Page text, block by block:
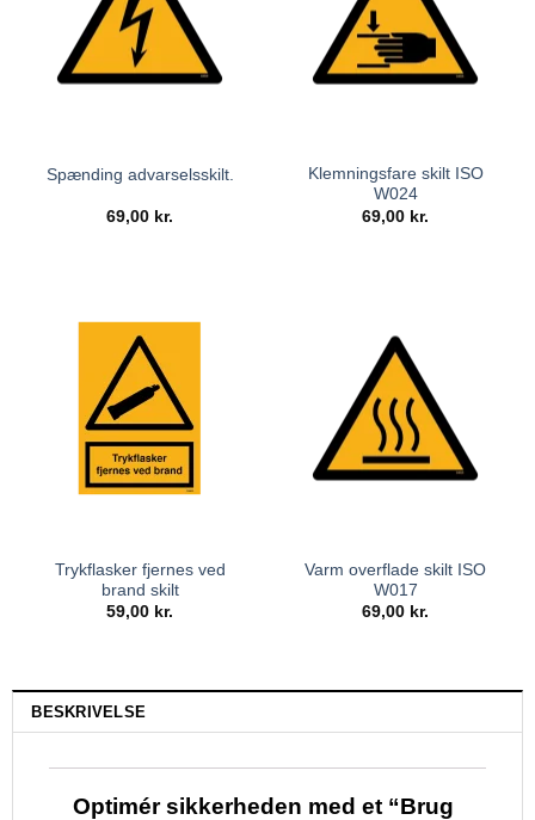
Spænding advarselsskilt.
69,00 kr.
Klemningsfare skilt ISO
W024
69,00 kr.
Trykflasker fjernes ved
brand skilt
59,00 kr.
Varm overflade skilt ISO
W017
69,00 kr.
BESKRIVELSE
Optimér sikkerheden med et “Brug